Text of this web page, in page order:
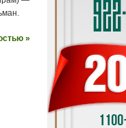
»